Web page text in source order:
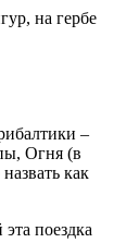
на гербе
–
Огня (в
как
поездка